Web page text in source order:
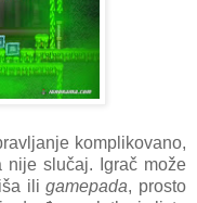
komplikovano,
nije slučaj. Igrač može
iligamepada, prosto